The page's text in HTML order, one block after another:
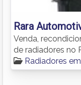
Rara
Venda,
de radiadores no
Radiadores